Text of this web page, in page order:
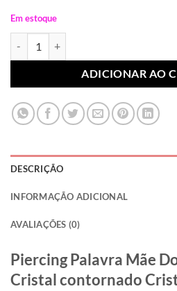
Em estoque
ADICIONAR AO
DESCRIÇÃO
INFORMAÇÃO ADICIONAL
AVALIAÇÕES (0)
Piercing Palavra Mãe
Cristal contornado